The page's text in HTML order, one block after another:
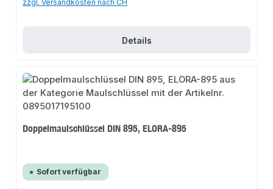
zzgl. Versandkosten nach CH
Details
Doppelmaulschlüssel DIN 895, ELORA-895
Sofort verfügbar